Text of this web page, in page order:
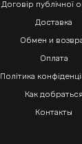
Договір публічної
Доставка
Обмен и
Оплата
Політика
Как добраться
Контакты